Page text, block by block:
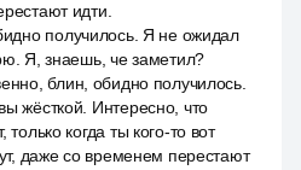
идти.
получилось. Я не ожидал
Я, знаешь, че заметил?
блин, обидно получилось.
жёсткой. Интересно, что
только когда ты кого-то вот
даже со временем перестают